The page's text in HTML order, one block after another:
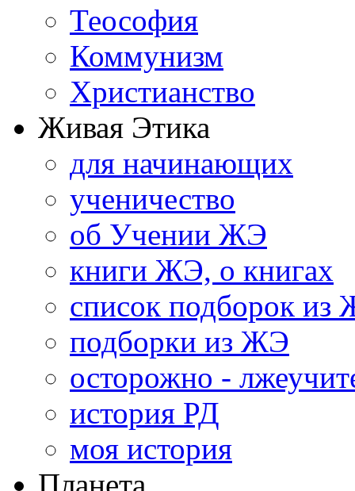
Теософия
Коммунизм
Христианство
Живая Этика
для начинающих
ученичество
об Учении ЖЭ
книги ЖЭ, о книгах
список подборок из
подборки из ЖЭ
осторожно -
история РД
моя история
Планета